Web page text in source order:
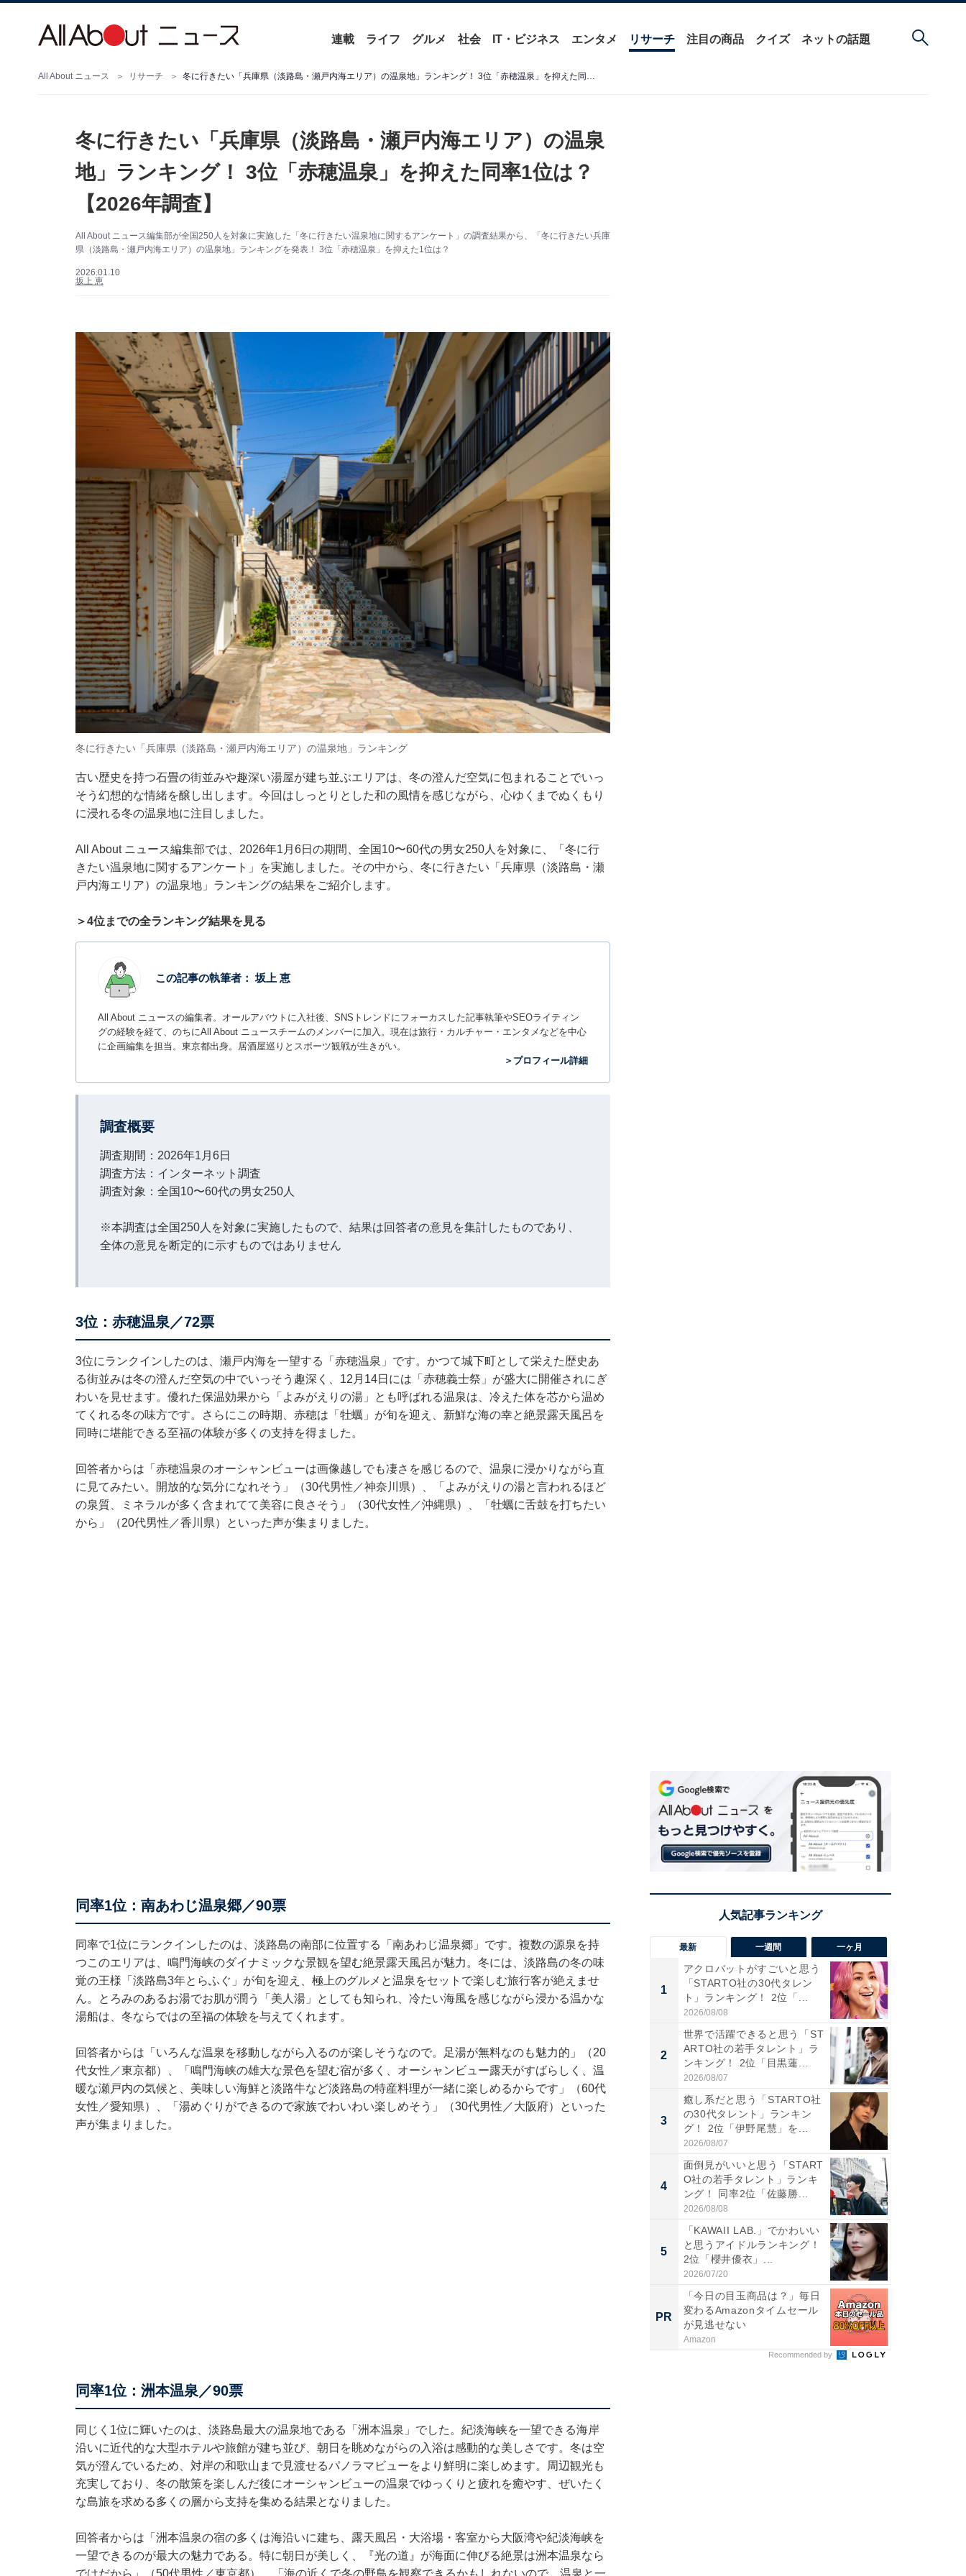
連載 ライフ グルメ 社会 IT・ビジネス エンタメ リサーチ 注目の商品 クイズ ネットの話題
All About ニュース リサーチ 冬に行きたい「兵庫県（淡路島・瀬戸内海エリア）の温泉地」ランキング！ 3位「赤穂温泉」を抑えた同率1位は？ 【2026年調査】
冬に行きたい「兵庫県（淡路島・瀬戸内海エリア）の温泉
地」ランキング！ 3位「赤穂温泉」を抑えた同率1位は？
【2026年調査】
All About ニュース編集部が全国250人を対象に実施した「冬に行きたい温泉地に関するアンケート」の調査結果から、「冬に行きたい兵庫
県（淡路島・瀬戸内海エリア）の温泉地」ランキングを発表！ 3位「赤穂温泉」を抑えた1位は？
2026.01.10
坂上 恵
冬に行きたい「兵庫県（淡路島・瀬戸内海エリア）の温泉地」ランキング
古い歴史を持つ石畳の街並みや趣深い湯屋が建ち並ぶエリアは、冬の澄んだ空気に包まれることでいっ
そう幻想的な情緒を醸し出します。今回はしっとりとした和の風情を感じながら、心ゆくまでぬくもり
に浸れる冬の温泉地に注目しました。
All About ニュース編集部では、2026年1月6日の期間、全国10〜60代の男女250人を対象に、「冬に行
きたい温泉地に関するアンケート」を実施しました。その中から、冬に行きたい「兵庫県（淡路島・瀬
戸内海エリア）の温泉地」ランキングの結果をご紹介します。
＞4位までの全ランキング結果を見る
この記事の執筆者： 坂上 恵
All About ニュースの編集者。オールアバウトに入社後、SNSトレンドにフォーカスした記事執筆やSEOライティン
グの経験を経て、のちにAll About ニュースチームのメンバーに加入。現在は旅行・カルチャー・エンタメなどを中心
に企画編集を担当。東京都出身。居酒屋巡りとスポーツ観戦が生きがい。
＞プロフィール詳細
調査概要
調査期間：2026年1月6日
調査方法：インターネット調査
調査対象：全国10〜60代の男女250人
※本調査は全国250人を対象に実施したもので、結果は回答者の意見を集計したものであり、
全体の意見を断定的に示すものではありません
3位：赤穂温泉／72票
3位にランクインしたのは、瀬戸内海を一望する「赤穂温泉」です。かつて城下町として栄えた歴史あ
る街並みは冬の澄んだ空気の中でいっそう趣深く、12月14日には「赤穂義士祭」が盛大に開催されにぎ
わいを見せます。優れた保温効果から「よみがえりの湯」とも呼ばれる温泉は、冷えた体を芯から温め
てくれる冬の味方です。さらにこの時期、赤穂は「牡蠣」が旬を迎え、新鮮な海の幸と絶景露天風呂を
同時に堪能できる至福の体験が多くの支持を得ました。
回答者からは「赤穂温泉のオーシャンビューは画像越しでも凄さを感じるので、温泉に浸かりながら直
に見てみたい。開放的な気分になれそう」（30代男性／神奈川県）、「よみがえりの湯と言われるほど
の泉質、ミネラルが多く含まれてて美容に良さそう」（30代女性／沖縄県）、「牡蠣に舌鼓を打ちたい
から」（20代男性／香川県）といった声が集まりました。
同率1位：南あわじ温泉郷／90票
同率で1位にランクインしたのは、淡路島の南部に位置する「南あわじ温泉郷」です。複数の源泉を持
つこのエリアは、鳴門海峡のダイナミックな景観を望む絶景露天風呂が魅力。冬には、淡路島の冬の味
覚の王様「淡路島3年とらふぐ」が旬を迎え、極上のグルメと温泉をセットで楽しむ旅行客が絶えませ
ん。とろみのあるお湯でお肌が潤う「美人湯」としても知られ、冷たい海風を感じながら浸かる温かな
湯船は、冬ならではの至福の体験を与えてくれます。
回答者からは「いろんな温泉を移動しながら入るのが楽しそうなので。足湯が無料なのも魅力的」（20
代女性／東京都）、「鳴門海峡の雄大な景色を望む宿が多く、オーシャンビュー露天がすばらしく、温
暖な瀬戸内の気候と、美味しい海鮮と淡路牛など淡路島の特産料理が一緒に楽しめるからです」（60代
女性／愛知県）、「湯めぐりができるので家族でわいわい楽しめそう」（30代男性／大阪府）といった
声が集まりました。
同率1位：洲本温泉／90票
同じく1位に輝いたのは、淡路島最大の温泉地である「洲本温泉」でした。紀淡海峡を一望できる海岸
沿いに近代的な大型ホテルや旅館が建ち並び、朝日を眺めながらの入浴は感動的な美しさです。冬は空
気が澄んでいるため、対岸の和歌山まで見渡せるパノラマビューをより鮮明に楽しめます。周辺観光も
充実しており、冬の散策を楽しんだ後にオーシャンビューの温泉でゆっくりと疲れを癒やす、ぜいたく
な島旅を求める多くの層から支持を集める結果となりました。
回答者からは「洲本温泉の宿の多くは海沿いに建ち、露天風呂・大浴場・客室から大阪湾や紀淡海峡を
一望できるのが最大の魅力である。特に朝日が美しく、『光の道』が海面に伸びる絶景は洲本温泉なら
ではだから」（50代男性／東京都）、「海の近くで冬の野鳥を観察できるかもしれないので、温泉と一
最新 一週間 一ヶ月
1
アクロバットがすごいと思う
「STARTO社の30代タレン
ト」ランキング！ 2位「...
2026/08/08
2
世界で活躍できると思う「ST
ARTO社の若手タレント」ラ
ンキング！ 2位「目黒蓮...
2026/08/07
3
癒し系だと思う「STARTO社
の30代タレント」ランキン
グ！ 2位「伊野尾慧」を...
2026/08/07
4
面倒見がいいと思う「START
O社の若手タレント」ランキ
ング！ 同率2位「佐藤勝...
2026/08/08
5
「KAWAII LAB.」でかわいい
と思うアイドルランキング！
2位「櫻井優衣」...
2026/07/20
PR
「今日の目玉商品は？」毎日
変わるAmazonタイムセール
が見逃せない
Amazon
Recommended by